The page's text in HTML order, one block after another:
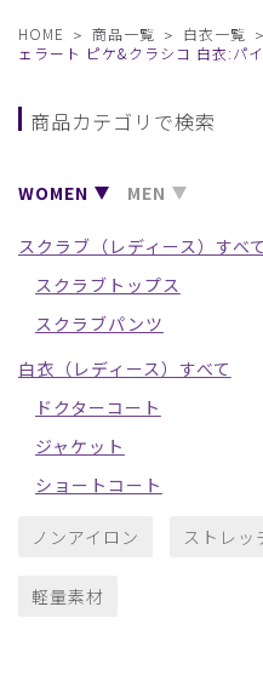
HOME 商品一覧 白衣一覧
ェラート ピケ&クラシコ 白衣:パ
商品カテゴリで検索
WOMEN MEN
スクラブ（レディース）すべて
スクラブトップス
スクラブパンツ
白衣（レディース）すべて
ドクターコート
ジャケット
ショートコート
ノンアイロン ストレッ
軽量素材